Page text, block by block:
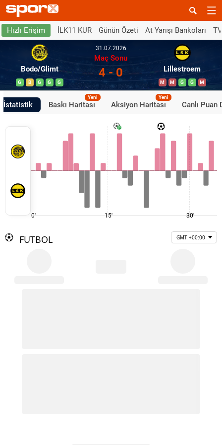
Hızlı Erişim İLK11 KUR Günün Özeti At Yarışı Bankoları
Bodo/Glimt
G B G G G
31.07.2026
Maç Sonu
4 - 0 Lillestroem
M M G G M
İstatistik Baskı Haritası
Yeni
Aksiyon Haritası
Yeni
Canlı Puan
0' 15' 30'
FUTBOL GMT +00:00